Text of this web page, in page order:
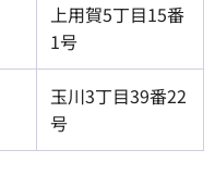
上用賀5丁目15番
1号
玉川3丁目39番22
号